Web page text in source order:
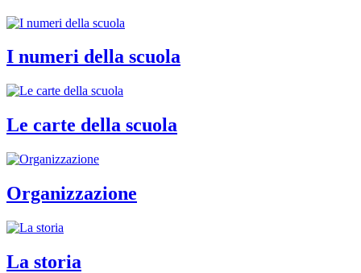
I numeri della scuola
Le carte della scuola
Organizzazione
La storia